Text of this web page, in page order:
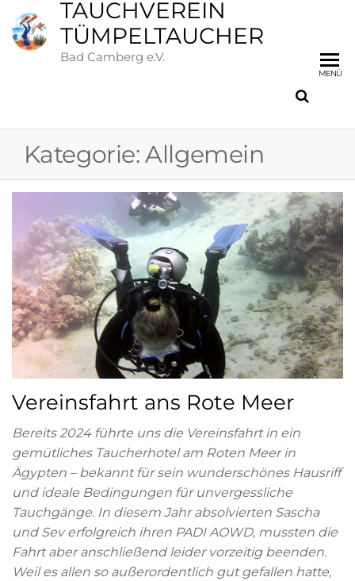
TAUCHVEREIN
TÜMPELTAUCHER
Bad Camberg e.V.
MENÜ
Kategorie:Allgemein
Vereinsfahrt ans Rote Meer
Bereits 2024 führte uns die Vereinsfahrt in ein
gemütliches Taucherhotel am Roten Meer in
Ägypten – bekannt für sein wunderschönes Hausriff
und ideale Bedingungen für unvergessliche
Tauchgänge. In diesem Jahr absolvierten Sascha
und Sev erfolgreich ihren PADI AOWD, mussten die
Fahrt aber anschließend leider vorzeitig beenden.
Weil es allen so außerordentlich gut gefallen hatte,